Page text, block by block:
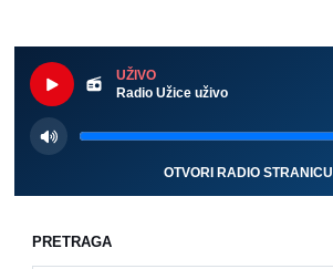
UŽIVO
Radio Užice uživo
OTVORI RADIO STRANICU
PRETRAGA